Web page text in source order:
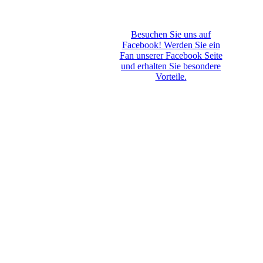
Besuchen Sie uns auf
Facebook! Werden Sie ein
Fan unserer Facebook Seite
und erhalten Sie besondere
Vorteile.